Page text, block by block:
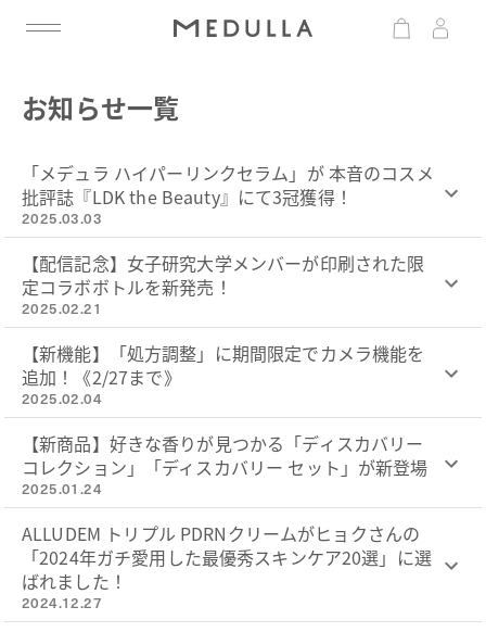
お知らせ一覧
「メデュラ ハイパーリンクセラム」が 本音のコスメ
批評誌『LDK the Beauty』にて3冠獲得！
2025.03.03
【配信記念】女子研究大学メンバーが印刷された限
定コラボボトルを新発売！
2025.02.21
【新機能】「処方調整」に期間限定でカメラ機能を
追加！《2/27まで》
2025.02.04
【新商品】好きな香りが見つかる「ディスカバリー
コレクション」「ディスカバリー セット」が新登場
2025.01.24
ALLUDEM トリプル PDRNクリームがヒョクさんの
「2024年ガチ愛用した最優秀スキンケア20選」に選
ばれました！
2024.12.27